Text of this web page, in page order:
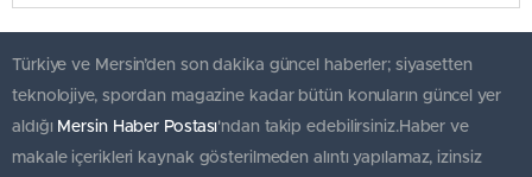
Türkiye ve Mersin’den son dakika güncel haberler; siyasetten
teknolojiye, spordan magazine kadar bütün konuların güncel yer
aldığı Mersin Haber Postası'ndan takip edebilirsiniz.Haber ve
makale içerikleri kaynak gösterilmeden alıntı yapılamaz, izinsiz